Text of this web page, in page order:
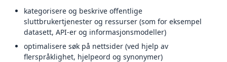
kategorisere og beskrive offentlige
sluttbrukertjenester og ressurser (som for eksempel
datasett, API-er og informasjonsmodeller)
optimalisere søk på nettsider (ved hjelp av
flerspråklighet, hjelpeord og synonymer)